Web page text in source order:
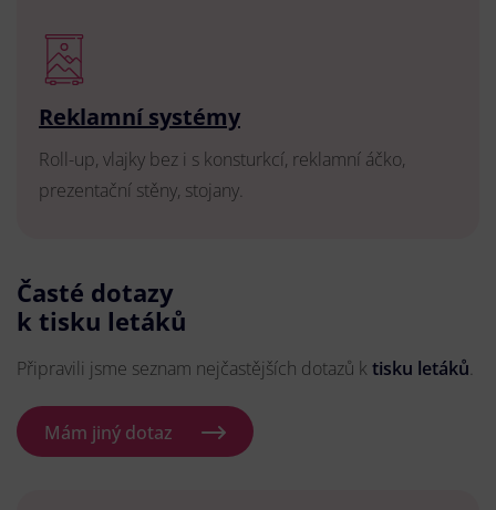
Reklamní systémy
Roll-up, vlajky bez i s konsturkcí, reklamní áčko,
prezentační stěny, stojany.
Časté dotazy
k tisku letáků
Připravili jsme seznam nejčastějších dotazů k tisku letáků.
Mám jiný dotaz